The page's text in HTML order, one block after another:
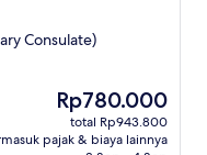
Consulate)
Harga
sekarang
Rp780.000
Rp780.000
total Rp943.800
pajak & biaya lainnya